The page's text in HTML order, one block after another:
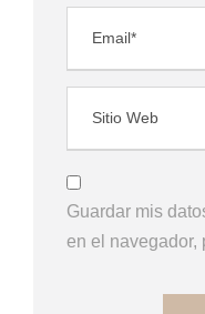
Guardar mis
en el navegador,